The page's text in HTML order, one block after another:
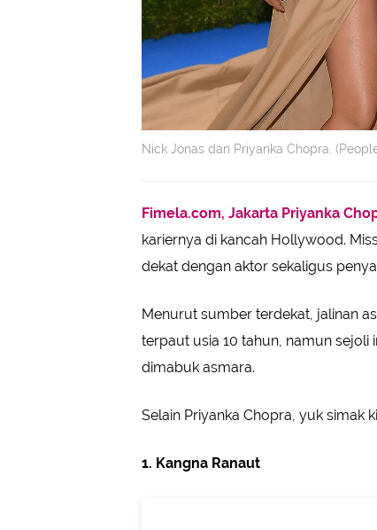
Nick Jonas dan Priyanka Chopra.
Fimela.com, Jakarta Priyanka
kariernya di kancah Hollywood.
dekat dengan aktor sekaligus
Menurut sumber terdekat, jalinan
terpaut usia 10 tahun, namun
dimabuk asmara.
Selain Priyanka Chopra, yuk simak
1. Kangna Ranaut